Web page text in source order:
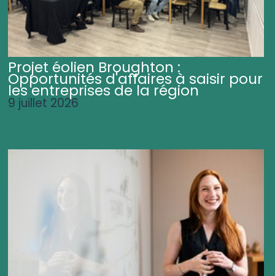
Projet éolien Broughton :
Opportunités d'affaires à saisir pour
les entreprises de la région
9 juillet 2026